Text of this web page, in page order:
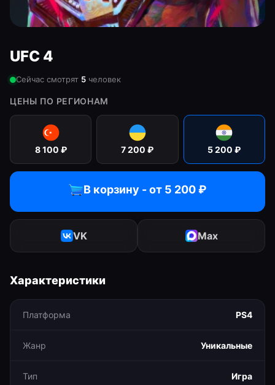
UFC 4
Сейчас смотрят 5 человек
ЦЕНЫ ПО РЕГИОНАМ
8 100 ₽ 7 200 ₽ 5 200 ₽
В корзину - от 5 200₽
VK Max
Характеристики
Платформа PS4
Жанр Уникальные
Тип Игра